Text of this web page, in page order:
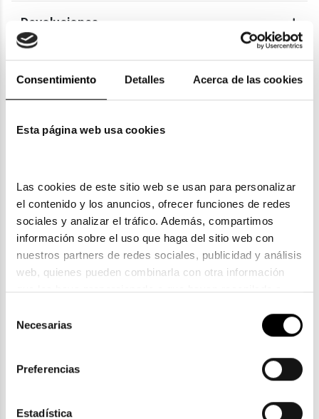
Consentimiento Detalles Acerca de las cookies
Esta página web usa cookies
Las cookies de este sitio web se usan para personalizar
el contenido y los anuncios, ofrecer funciones de redes
sociales y analizar el tráfico. Además, compartimos
información sobre el uso que haga del sitio web con
nuestros partners de redes sociales, publicidad y análisis
web, quienes pueden combinarla con otra información
que les haya proporcionado o que hayan recopilado a
la política de privacidad en el siguiente
. Consulta
Necesarias
Preferencias
Estadística
Devoluciones
También te puede gustar